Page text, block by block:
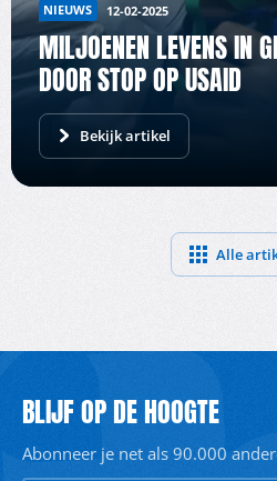
NIEUWS 12-02-2025
MILJOENEN LEVENS IN
DOOR STOP OP USAID
Bekijk artikel
Alle
BLIJF OP DE HOOGTE
Abonneer je net als 90.000